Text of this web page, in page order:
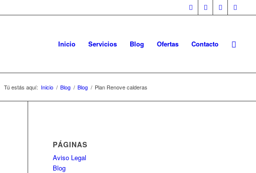
Inicio Servicios Blog Ofertas Contacto
Tú estás aquí: Inicio / Blog / Blog / Plan Renove calderas
PÁGINAS
Aviso Legal
Blog